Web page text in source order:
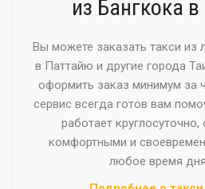
из Бангкока
Вы можете заказать такси из
в Паттайю и другие города
оформить заказ минимум за
сервис всегда готов вам
работает
комфортными и
любое время